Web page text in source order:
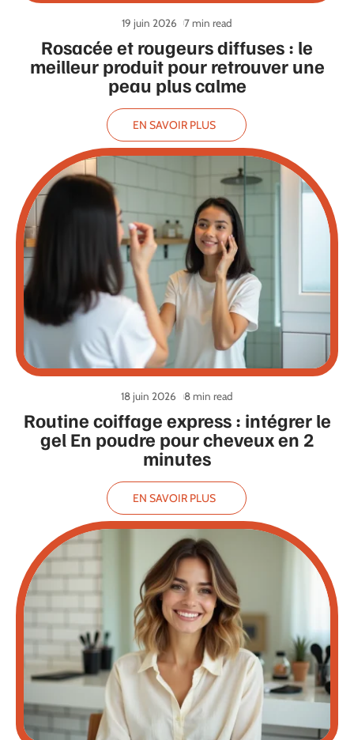
Rosacée et rougeurs diffuses : le
meilleur produit pour retrouver une
peau plus calme
19 juin 2026 7 min read
EN SAVOIR PLUS
Routine coiffage express : intégrer le
gel En poudre pour cheveux en 2
minutes
18 juin 2026 8 min read
EN SAVOIR PLUS